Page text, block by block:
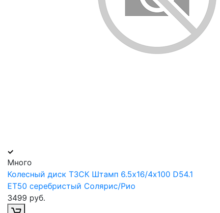
Много
Колесный диск ТЗСК Штамп 6.5х16/4х100 D54.1
ET50 серебристый Солярис/Рио
3499 руб.